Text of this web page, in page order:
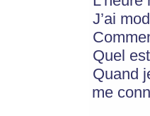
J’ai
Quel
Quand
me